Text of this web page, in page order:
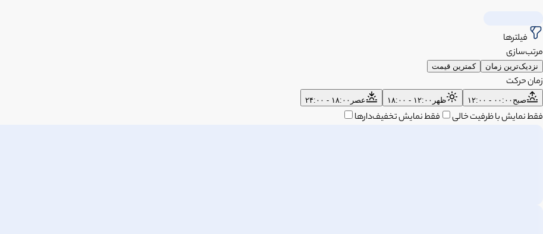
فیلترها
مرتب‌سازی
نزدیک‌ترین زمان کمترین قیمت
زمان حرکت
صبح ۰۰:۰۰ - ۱۲:۰۰ ظهر ۱۲:۰۰ - ۱۸:۰۰ عصر ۱۸:۰۰ - ۲۴:۰۰
فقط نمایش با ظرفیت خالی فقط نمایش تخفیف‌دارها